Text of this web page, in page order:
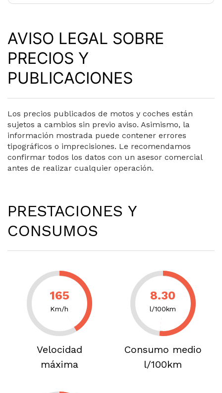
AVISO LEGAL SOBRE
PRECIOS Y
PUBLICACIONES
Los precios publicados de motos y coches están
sujetos a cambios sin previo aviso. Asimismo, la
información mostrada puede contener errores
tipográficos o imprecisiones. Le recomendamos
confirmar todos los datos con un asesor comercial
antes de realizar cualquier operación.
PRESTACIONES Y
CONSUMOS
165
Km/h
Velocidad
máxima
8.30
l/100km
Consumo medio
l/100km